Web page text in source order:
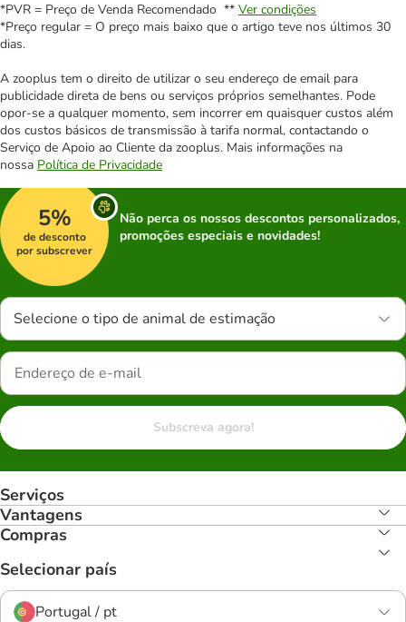
*PVR = Preço de Venda Recomendado ** Ver condições
*Preço regular = O preço mais baixo que o artigo teve nos últimos 30
dias.
A zooplus tem o direito de utilizar o seu endereço de email para
publicidade direta de bens ou serviços próprios semelhantes. Pode
opor-se a qualquer momento, sem incorrer em quaisquer custos além
dos custos básicos de transmissão à tarifa normal, contactando o
Serviço de Apoio ao Cliente da zooplus. Mais informações na
nossa Política de Privacidade
5%
de desconto
por subscrever
Não perca os nossos descontos personalizados,
promoções especiais e novidades!
Selecione o tipo de animal de estimação
Subscreva agora!
Serviços
Vantagens
Compras
Selecionar país
Portugal / pt